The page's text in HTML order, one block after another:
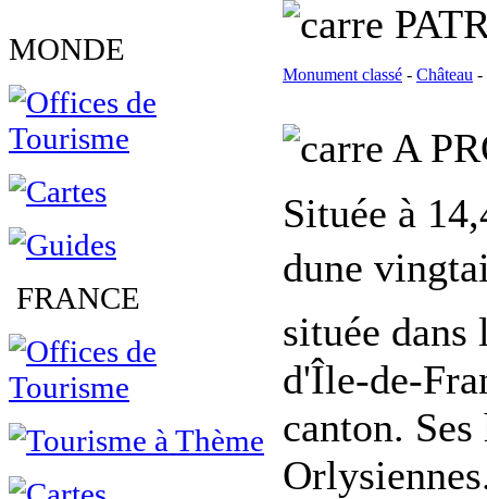
MONDE
FRANCE
Monument classé - Château -
A
Située à
dune
située
d'Île-de-
canton.